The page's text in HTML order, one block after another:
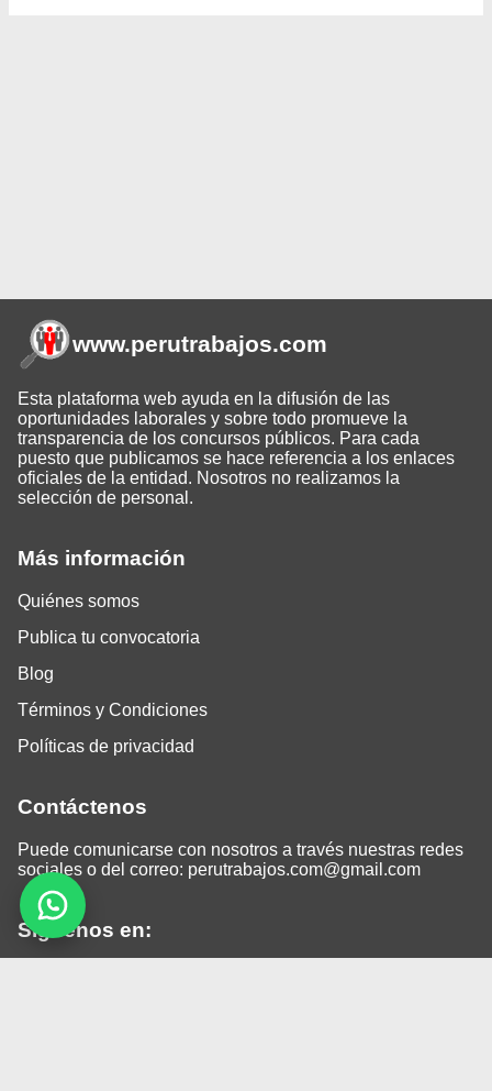
Más información
Quiénes somos
Publica tu convocatoria
Blog
Términos y Condiciones
Políticas de privacidad
Contáctenos
Puede comunicarse con nosotros a través nuestras redes
sociales o del correo: perutrabajos.com@gmail.com
Siguenos en:
www.perutrabajos.com
Esta plataforma web ayuda en la difusión de las
oportunidades laborales y sobre todo promueve la
transparencia de los concursos públicos. Para cada
puesto que publicamos se hace referencia a los enlaces
oficiales de la entidad. Nosotros no realizamos la
selección de personal.